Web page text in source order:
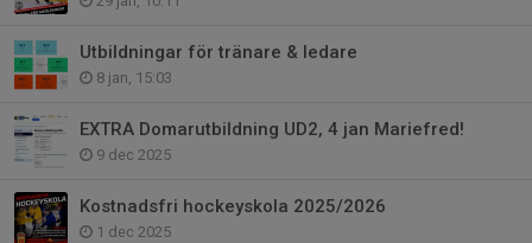
Utbildningar för tränare & ledare
8 jan, 15:03
EXTRA Domarutbildning UD2, 4 jan Mariefred!
9 dec 2025
Kostnadsfri hockeyskola 2025/2026
1 dec 2025